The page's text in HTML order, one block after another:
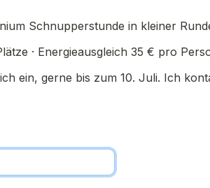
Schnupperstunde in kleiner
· Energieausgleich 35 € pro
ein, gerne bis zum 10. Juli. Ich